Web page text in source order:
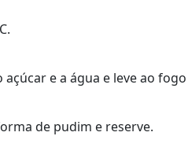
açúcar e a água e leve ao
de pudim e reserve.